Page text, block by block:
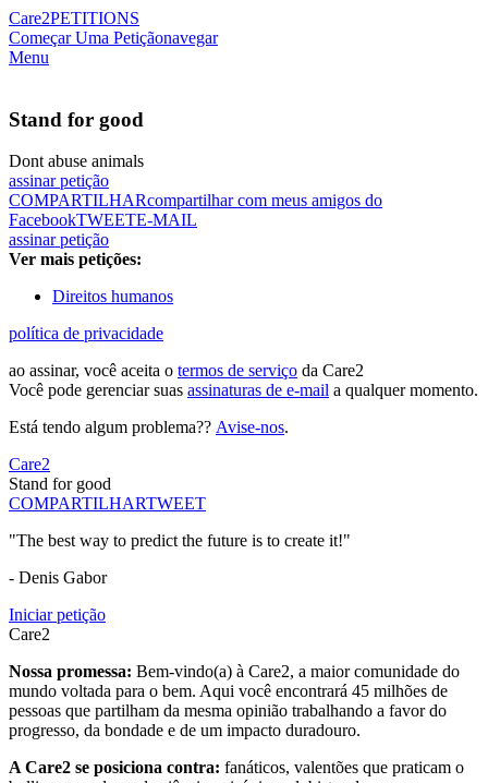
Care2PETITIONS
Começar Uma Petiçãonavegar
Menu
Stand for good
Dont abuse animals
assinar petição
COMPARTILHARcompartilhar com meus amigos do
FacebookTWEETE-MAIL
assinar petição
Ver mais petições:
Direitos humanos
política de privacidade
ao assinar, você aceita o termos de serviço da Care2
Você pode gerenciar suas assinaturas de e-mail a qualquer momento.
Está tendo algum problema?? Avise-nos.
Care2
Stand for good
COMPARTILHARTWEET
"The best way to predict the future is to create it!"
- Denis Gabor
Iniciar petição
Care2
Nossa promessa: Bem-vindo(a) à Care2, a maior comunidade do
mundo voltada para o bem. Aqui você encontrará 45 milhões de
pessoas que partilham da mesma opinião trabalhando a favor do
progresso, da bondade e de um impacto duradouro.
A Care2 se posiciona contra: fanáticos, valentões que praticam o